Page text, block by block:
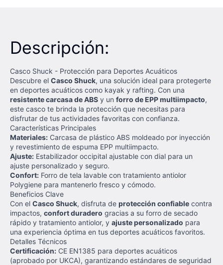
Descripción:
Casco Shuck - Protección para Deportes Acuáticos
Descubre el Casco Shuck, una solución ideal para protegerte
en deportes acuáticos como kayak y rafting. Con una
resistente carcasa de ABS y un forro de EPP multiimpacto,
este casco te brinda la protección que necesitas para
disfrutar de tus actividades favoritas con confianza.
Características Principales
Materiales: Carcasa de plástico ABS moldeado por inyección
y revestimiento de espuma EPP multiimpacto.
Ajuste: Estabilizador occipital ajustable con dial para un
ajuste personalizado y seguro.
Confort: Forro de tela lavable con tratamiento antiolor
Polygiene para mantenerlo fresco y cómodo.
Beneficios Clave
Con el Casco Shuck, disfruta de protección confiable contra
impactos, confort duradero gracias a su forro de secado
rápido y tratamiento antiolor, y ajuste personalizado para
una experiencia óptima en tus deportes acuáticos favoritos.
Detalles Técnicos
Certificación: CE EN1385 para deportes acuáticos
(aprobado por UKCA), garantizando estándares de seguridad